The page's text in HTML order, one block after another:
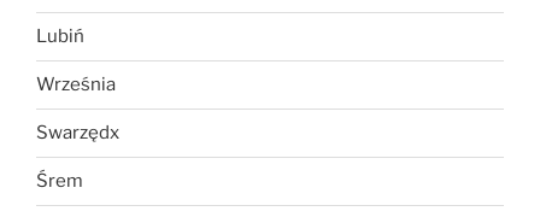
Lubiń
Września
Swarzędx
Śrem